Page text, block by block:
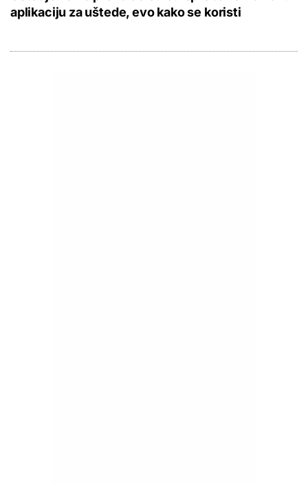
aplikaciju za uštede, evo kako se koristi